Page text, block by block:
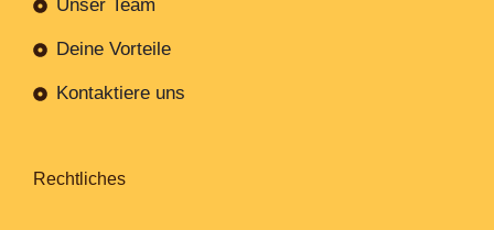
Unser Team
Deine Vorteile
Kontaktiere uns
Rechtliches